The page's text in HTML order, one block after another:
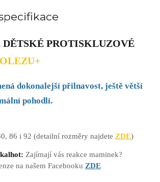
DĚTSKÉ PROTISKLUZOVÉ
dokonalejší přilnavost, ještě větší
pohodlí.
86 i 92 (detailní rozměry najdete ZDE)
Zajímají vás reakce maminek?
na našem Facebooku ZDE